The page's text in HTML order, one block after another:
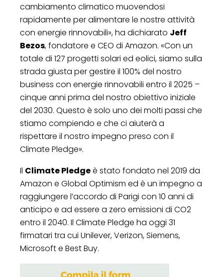
cambiamento climatico muovendosi
rapidamente per alimentare le nostre attività
con energie rinnovabili», ha dichiarato Jeff
Bezos, fondatore e CEO di Amazon. «Con un
totale di 127 progetti solari ed eolici, siamo sulla
strada giusta per gestire il 100% del nostro
business con energie rinnovabili entro il 2025 –
cinque anni prima del nostro obiettivo iniziale
del 2030. Questo è solo uno dei molti passi che
stiamo compiendo e che ci aiuterà a
rispettare il nostro impegno preso con il
Climate Pledge».
Il Climate Pledgeè stato fondato nel 2019 da
Amazon e Global Optimism ed è un impegno a
raggiungere l’accordo di Parigi con 10 anni di
anticipo e ad essere a zero emissioni di CO2
entro il 2040. Il Climate Pledge ha oggi 31
firmatari tra cui Unilever, Verizon, Siemens,
Microsoft e Best Buy.